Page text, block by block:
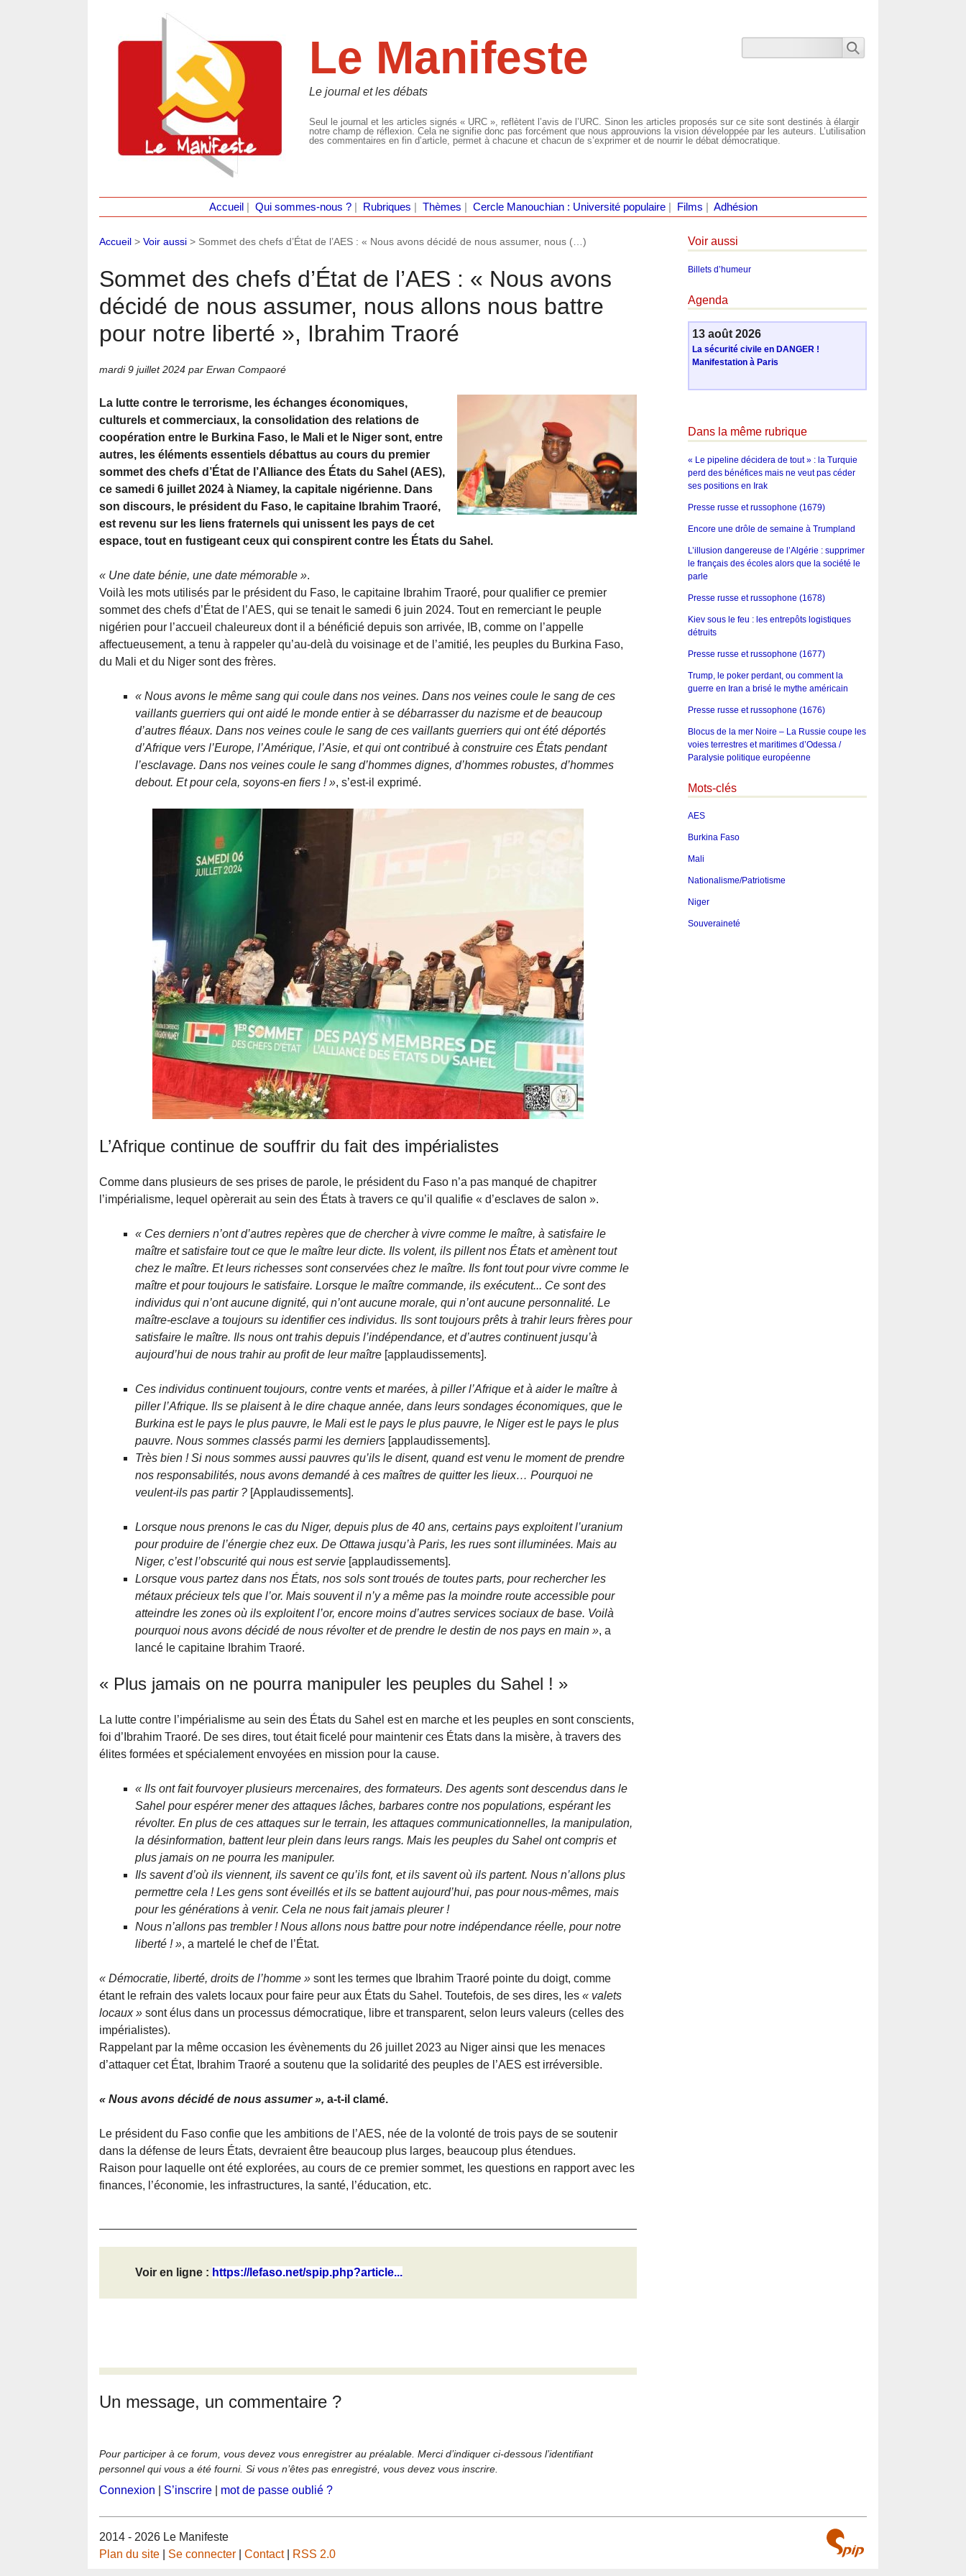
Le Manifeste
Le journal et les débats
Seul le journal et les articles signés « URC », reflètent l’avis de l’URC. Sinon les articles proposés sur ce site sont destinés à élargir
notre champ de réflexion. Cela ne signifie donc pas forcément que nous approuvions la vision développée par les auteurs. L’utilisation
des commentaires en fin d’article, permet à chacune et chacun de s’exprimer et de nourrir le débat démocratique.
Accueil Qui sommes-nous ?| Rubriques Thèmes Cercle Manouchian : Université populaire| Films Adhésion
Accueil > Voir aussi > Sommet des chefs d’État de l’AES : « Nous avons décidé de nous assumer, nous (…)
Sommet des chefs d’État de l’AES : « Nous avons
décidé de nous assumer, nous allons nous battre
pour notre liberté », Ibrahim Traoré
mardi 9 juillet 2024 par Erwan Compaoré
La lutte contre le terrorisme, les échanges économiques,
culturels et commerciaux, la consolidation des relations de
coopération entre le Burkina Faso, le Mali et le Niger sont, entre
autres, les éléments essentiels débattus au cours du premier
sommet des chefs d’État de l’Alliance des États du Sahel (AES),
ce samedi 6 juillet 2024 à Niamey, la capitale nigérienne. Dans
son discours, le président du Faso, le capitaine Ibrahim Traoré,
est revenu sur les liens fraternels qui unissent les pays de cet
espace, tout en fustigeant ceux qui conspirent contre les États du Sahel.
« Une date bénie, une date mémorable ».
Voilà les mots utilisés par le président du Faso, le capitaine Ibrahim Traoré, pour qualifier ce premier
sommet des chefs d’État de l’AES, qui se tenait le samedi 6 juin 2024. Tout en remerciant le peuple
nigérien pour l’accueil chaleureux dont il a bénéficié depuis son arrivée, IB, comme on l’appelle
affectueusement, a tenu à rappeler qu’au-delà du voisinage et de l’amitié, les peuples du Burkina Faso,
du Mali et du Niger sont des frères.
« Nous avons le même sang qui coule dans nos veines. Dans nos veines coule le sang de ces
vaillants guerriers qui ont aidé le monde entier à se débarrasser du nazisme et de beaucoup
d’autres fléaux. Dans nos veines coule le sang de ces vaillants guerriers qui ont été déportés
d’Afrique vers l’Europe, l’Amérique, l’Asie, et qui ont contribué à construire ces États pendant
l’esclavage. Dans nos veines coule le sang d’hommes dignes, d’hommes robustes, d’hommes
debout. Et pour cela, soyons-en fiers ! », s’est-il exprimé.
L’Afrique continue de souffrir du fait des impérialistes
Comme dans plusieurs de ses prises de parole, le président du Faso n’a pas manqué de chapitrer
l’impérialisme, lequel opèrerait au sein des États à travers ce qu’il qualifie « d’esclaves de salon ».
« Ces derniers n’ont d’autres repères que de chercher à vivre comme le maître, à satisfaire le
maître et satisfaire tout ce que le maître leur dicte. Ils volent, ils pillent nos États et amènent tout
chez le maître. Et leurs richesses sont conservées chez le maître. Ils font tout pour vivre comme le
maître et pour toujours le satisfaire. Lorsque le maître commande, ils exécutent... Ce sont des
individus qui n’ont aucune dignité, qui n’ont aucune morale, qui n’ont aucune personnalité. Le
maître-esclave a toujours su identifier ces individus. Ils sont toujours prêts à trahir leurs frères pour
satisfaire le maître. Ils nous ont trahis depuis l’indépendance, et d’autres continuent jusqu’à
aujourd’hui de nous trahir au profit de leur maître [applaudissements].
Ces individus continuent toujours, contre vents et marées, à piller l’Afrique et à aider le maître à
piller l’Afrique. Ils se plaisent à le dire chaque année, dans leurs sondages économiques, que le
Burkina est le pays le plus pauvre, le Mali est le pays le plus pauvre, le Niger est le pays le plus
pauvre. Nous sommes classés parmi les derniers [applaudissements].
Très bien ! Si nous sommes aussi pauvres qu’ils le disent, quand est venu le moment de prendre
nos responsabilités, nous avons demandé à ces maîtres de quitter les lieux… Pourquoi ne
veulent-ils pas partir ? [Applaudissements].
Lorsque nous prenons le cas du Niger, depuis plus de 40 ans, certains pays exploitent l’uranium
pour produire de l’énergie chez eux. De Ottawa jusqu’à Paris, les rues sont illuminées. Mais au
Niger, c’est l’obscurité qui nous est servie [applaudissements].
Lorsque vous partez dans nos États, nos sols sont troués de toutes parts, pour rechercher les
métaux précieux tels que l’or. Mais souvent il n’y a même pas la moindre route accessible pour
atteindre les zones où ils exploitent l’or, encore moins d’autres services sociaux de base. Voilà
pourquoi nous avons décidé de nous révolter et de prendre le destin de nos pays en main », a
lancé le capitaine Ibrahim Traoré.
« Plus jamais on ne pourra manipuler les peuples du Sahel ! »
La lutte contre l’impérialisme au sein des États du Sahel est en marche et les peuples en sont conscients,
foi d’Ibrahim Traoré. De ses dires, tout était ficelé pour maintenir ces États dans la misère, à travers des
élites formées et spécialement envoyées en mission pour la cause.
« Ils ont fait fourvoyer plusieurs mercenaires, des formateurs. Des agents sont descendus dans le
Sahel pour espérer mener des attaques lâches, barbares contre nos populations, espérant les
révolter. En plus de ces attaques sur le terrain, les attaques communicationnelles, la manipulation,
la désinformation, battent leur plein dans leurs rangs. Mais les peuples du Sahel ont compris et
plus jamais on ne pourra les manipuler.
Ils savent d’où ils viennent, ils savent ce qu’ils font, et ils savent où ils partent. Nous n’allons plus
permettre cela ! Les gens sont éveillés et ils se battent aujourd’hui, pas pour nous-mêmes, mais
pour les générations à venir. Cela ne nous fait jamais pleurer !
Nous n’allons pas trembler ! Nous allons nous battre pour notre indépendance réelle, pour notre
liberté ! », a martelé le chef de l’État.
« Démocratie, liberté, droits de l’homme » sont les termes que Ibrahim Traoré pointe du doigt, comme
étant le refrain des valets locaux pour faire peur aux États du Sahel. Toutefois, de ses dires, les « valets
locaux » sont élus dans un processus démocratique, libre et transparent, selon leurs valeurs (celles des
impérialistes).
Rappelant par la même occasion les évènements du 26 juillet 2023 au Niger ainsi que les menaces
d’attaquer cet État, Ibrahim Traoré a soutenu que la solidarité des peuples de l’AES est irréversible.
« Nous avons décidé de nous assumer », a-t-il clamé.
Le président du Faso confie que les ambitions de l’AES, née de la volonté de trois pays de se soutenir
dans la défense de leurs États, devraient être beaucoup plus larges, beaucoup plus étendues.
Raison pour laquelle ont été explorées, au cours de ce premier sommet, les questions en rapport avec les
finances, l’économie, les infrastructures, la santé, l’éducation, etc.
Voir en ligne : https://lefaso.net/spip.php?article...
Un message, un commentaire ?
Pour participer à ce forum, vous devez vous enregistrer au préalable. Merci d’indiquer ci-dessous l’identifiant
personnel qui vous a été fourni. Si vous n’êtes pas enregistré, vous devez vous inscrire.
Connexion S’inscrire mot de passe oublié ?
Voir aussi
Billets d’humeur
Agenda
13 août 2026
La sécurité civile en DANGER !
Manifestation à Paris
Dans la même rubrique
« Le pipeline décidera de tout » : la Turquie
perd des bénéfices mais ne veut pas céder
ses positions en Irak
Presse russe et russophone (1679)
Encore une drôle de semaine à Trumpland
L’illusion dangereuse de l’Algérie : supprimer
le français des écoles alors que la société le
parle
Presse russe et russophone (1678)
Kiev sous le feu : les entrepôts logistiques
détruits
Presse russe et russophone (1677)
Trump, le poker perdant, ou comment la
guerre en Iran a brisé le mythe américain
Presse russe et russophone (1676)
Blocus de la mer Noire – La Russie coupe les
voies terrestres et maritimes d’Odessa /
Paralysie politique européenne
Mots-clés
AES
Burkina Faso
Mali
Nationalisme/Patriotisme
Niger
Souveraineté
2014 - 2026 Le Manifeste
Plan du site
Se connecter Contact| RSS 2.0